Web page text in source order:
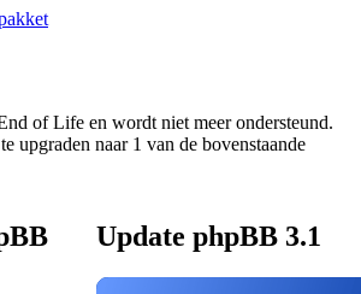
of Life en wordt niet meer ondersteund.
upgraden naar 1 van de bovenstaande
Update phpBB 3.1